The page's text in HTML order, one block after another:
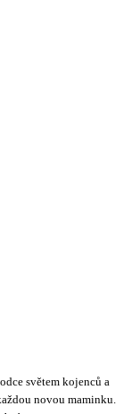
světem kojenců a
novou maminku.